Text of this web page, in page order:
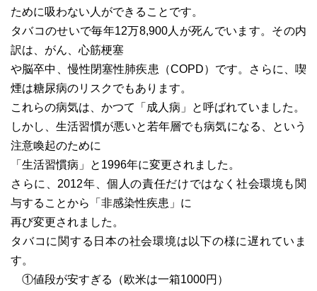
ために吸わない人ができることです。
タバコのせいで毎年12万8,900人が死んでいます。その内
訳は、がん、心筋梗塞
や脳卒中、慢性閉塞性肺疾患（COPD）です。さらに、喫
煙は糖尿病のリスクでもあります。
これらの病気は、かつて「成人病」と呼ばれていました。
しかし、生活習慣が悪いと若年層でも病気になる、という
注意喚起のために
「生活習慣病」と1996年に変更されました。
さらに、2012年、個人の責任だけではなく社会環境も関
与することから「非感染性疾患」に
再び変更されました。
タバコに関する日本の社会環境は以下の様に遅れていま
す。
①値段が安すぎる（欧米は一箱1000円）